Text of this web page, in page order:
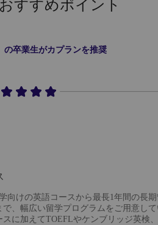
すすめポイント
の卒業生がカプランを推奨
向けの英語コースから最長1年間の長
、幅広い留学プログラムをご用意し
スに加えてTOEFLやケンブリッジ英検、